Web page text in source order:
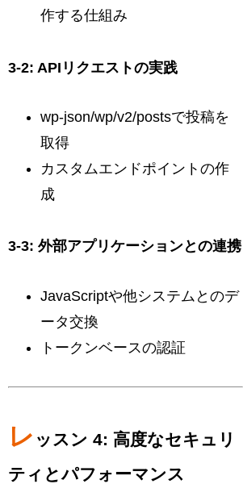
作する仕組み
3-2: APIリクエストの実践
wp-json/wp/v2/postsで投稿を
取得
カスタムエンドポイントの作
成
3-3: 外部アプリケーションとの連携
JavaScriptや他システムとのデ
ータ交換
トークンベースの認証
レ ッスン 4: 高度なセキュリ
ティとパフォーマンス